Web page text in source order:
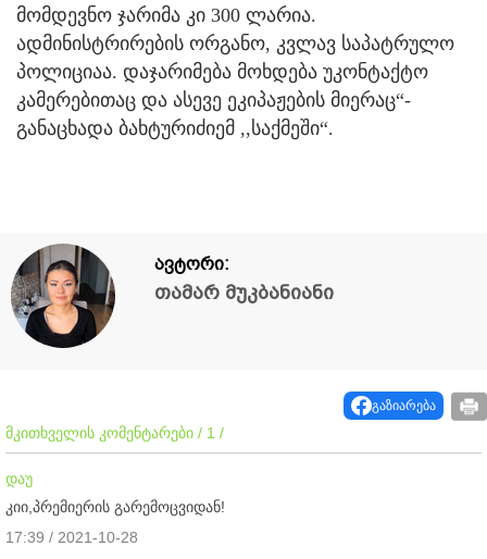
მომდევნო ჯარიმა კი 300 ლარია.
ადმინისტრირების ორგანო, კვლავ საპატრულო
პოლიციაა. დაჯარიმება მოხდება უკონტაქტო
კამერებითაც და ასევე ეკიპაჟების მიერაც“-
განაცხადა ბახტურიძიემ ,,საქმეში“.
ავტორი:
თამარ მუკბანიანი
გაზიარება
მკითხველის კომენტარები / 1 /
დაუ
კიი,პრემიერის გარემოცვიდან!
17:39 / 2021-10-28